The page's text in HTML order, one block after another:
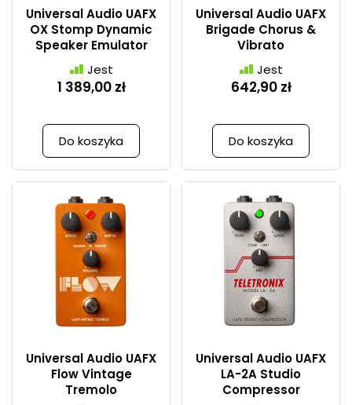
Universal Audio UAFX
OX Stomp Dynamic
Speaker Emulator
Jest
1 389,00 zł
Do koszyka
Universal Audio UAFX
Brigade Chorus &
Vibrato
Jest
642,90 zł
Do koszyka
Universal Audio UAFX
Flow Vintage
Tremolo
Universal Audio UAFX
LA-2A Studio
Compressor